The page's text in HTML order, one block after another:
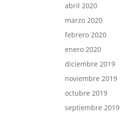
abril 2020
marzo 2020
febrero 2020
enero 2020
diciembre 2019
noviembre 2019
octubre 2019
septiembre 2019